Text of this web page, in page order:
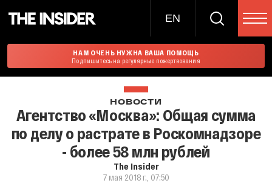
EN
НАМ ОЧЕНЬ НУЖНА ВАША ПОМОЩЬ
Подпишитесь на регулярные пожертвования
НОВОСТИ
Агентство «Москва»: Общая сумма
по делу о растрате в Роскомнадзоре
- более 58 млн рублей
The Insider
7 мая 2018 г., 07:50